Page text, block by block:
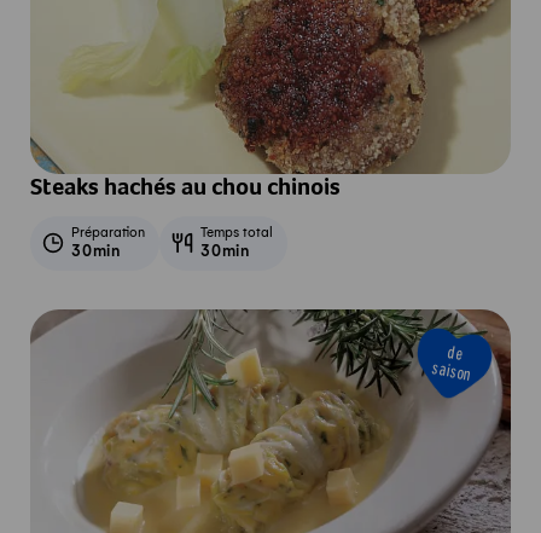
Steaks hachés au chou chinois
Préparation
30min
Temps total
30min
de
saison